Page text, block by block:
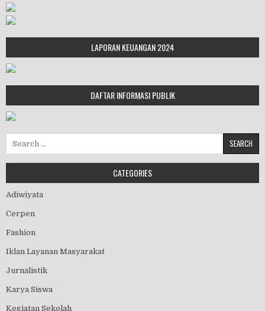
LAPORAN KEUANGAN 2024
DAFTAR INFORMASI PUBLIK
CATEGORIES
Adiwiyata
Cerpen
Fashion
Iklan Layanan Masyarakat
Jurnalistik
Karya Siswa
Kegiatan Sekolah